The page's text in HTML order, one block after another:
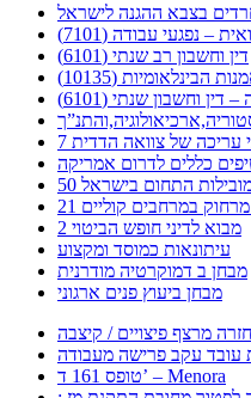
בצבא ההגנה לישראל
– נפגעי עבודה (7101)
דין וחשבון רב שנתי (6101)
(10135)
דין וחשבון שנתי (6101)
עריכה של צוואה הדדית
כללים לדרום אמריקה
התחום בישראל
מרחוק במרחבים קוליים
מבוא לדיני חופש הביטוי 2
עיתונאות כמוסד ומקצוע
מבחן ב דמוקרטיה מודרנית
מבחן ביעוץ פנים ארגוני
טופס 161 ד’ – Menora